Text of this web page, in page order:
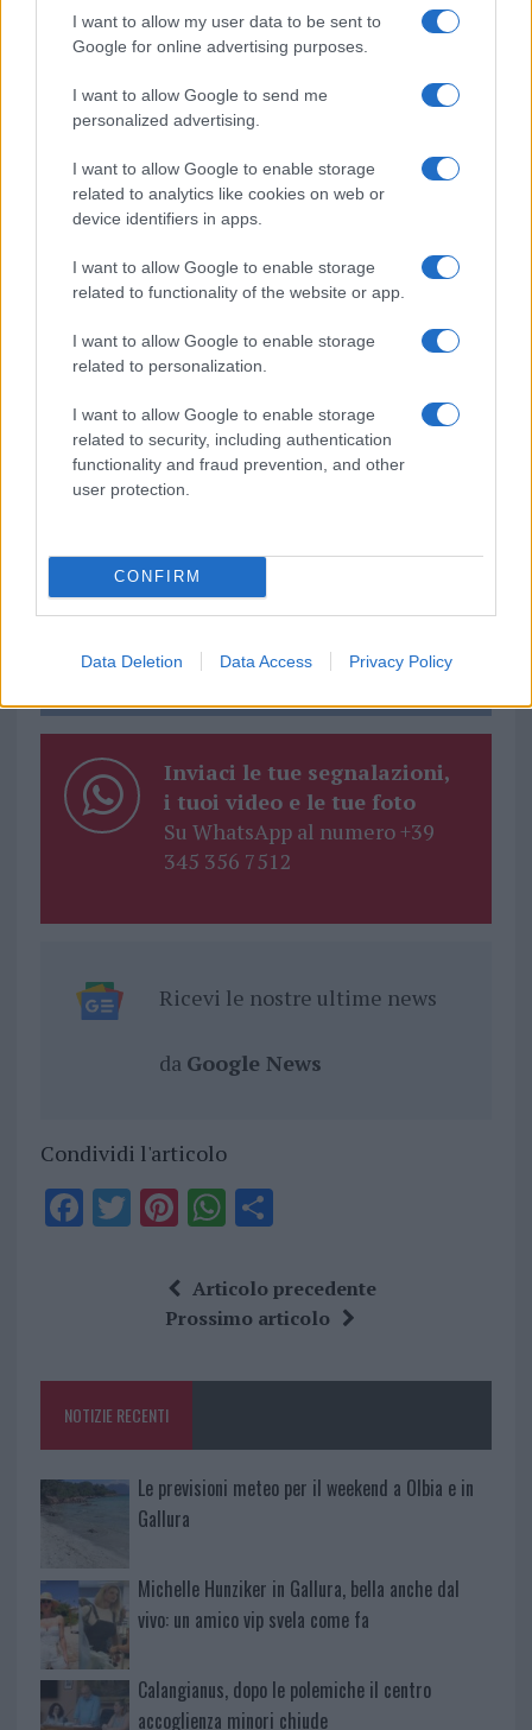
I want to allow my user data to be sent to
Google for online advertising purposes.
I want to allow Google to send me
personalized advertising.
I want to allow Google to enable storage
related to analytics like cookies on web or
device identifiers in apps.
I want to allow Google to enable storage
related to functionality of the website or app.
I want to allow Google to enable storage
related to personalization.
I want to allow Google to enable storage
related to security, including authentication
functionality and fraud prevention, and other
user protection.
CONFIRM
Data Deletion Data Access Privacy Policy
Notizie in tempo reale?
Entra nel canale telegram di
GalluraOggi.it
Inviaci le tue segnalazioni,
i tuoi video e le tue foto
Su WhatsApp al numero +39
345 356 7512
Ricevi le nostre ultime news
da Google News
Condividi l'articolo
F
o
k
T Pi
te
re
W
at
s
p
S
a
re
Articolo precedente
Prossimo articolo
NOTIZIE RECENTI
Le previsioni meteo per il weekend a Olbia e in
Gallura
Michelle Hunziker in Gallura, bella anche dal
vivo: un amico vip svela come fa
Calangianus, dopo le polemiche il centro
accoglienza minori chiude